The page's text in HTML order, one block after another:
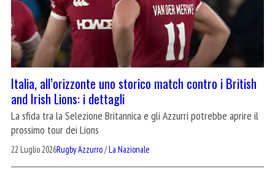
Italia, all’orizzonte uno storico match contro i British
and Irish Lions: i dettagli
La sfida tra la Selezione Britannica e gli Azzurri potrebbe aprire il
prossimo tour dei Lions
22 Luglio 2026Rugby Azzurro/La Nazionale